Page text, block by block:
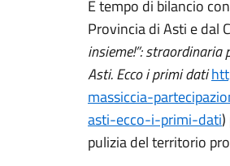
È tempo di bilancio
Provincia di Asti e dal
insieme!”:
Asti. Ecco i primi dati
massiccia-
asti-ecco-i-primi-dati)
pulizia del territorio